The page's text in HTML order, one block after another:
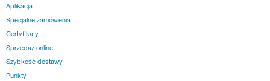
Aplikacja
Specjalne zamówienia
Certyfikaty
Sprzedaż online
Szybkość dostawy
Punkty